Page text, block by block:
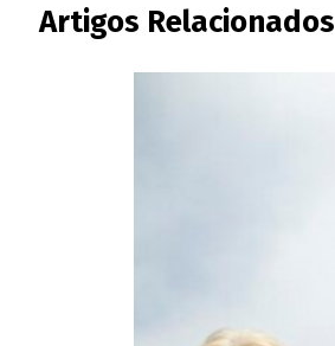
Artigos Relacionados